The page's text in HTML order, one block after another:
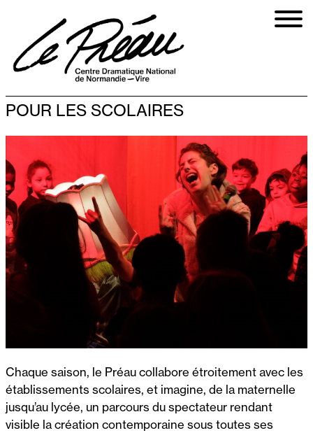
contenu
principal
POUR LES SCOLAIRES
Chaque saison, le Préau collabore étroitement avec les
établissements scolaires, et imagine, de la maternelle
jusqu’au lycée, un parcours du spectateur rendant
visible la création contemporaine sous toutes ses